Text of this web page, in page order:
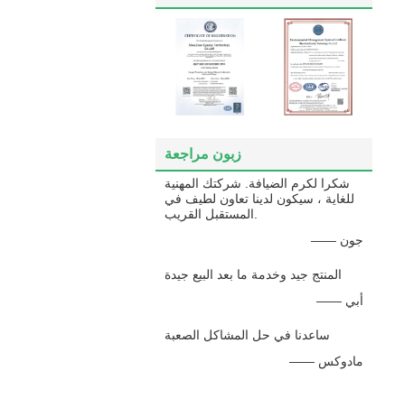
زبون مراجعة
شكرا لكرم الضيافة. شركتك المهنية
للغاية ، سيكون لدينا تعاون لطيف في
—— جون
المنتج جيد وخدمة ما بعد البيع جيدة
—— أبي
ساعدنا في حل المشاكل الصعبة
—— مادوكس